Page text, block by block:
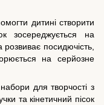
дитині створити
зосереджується на
розвиває посидючість,
на серйозне
для творчості з
та кінетичний пісок